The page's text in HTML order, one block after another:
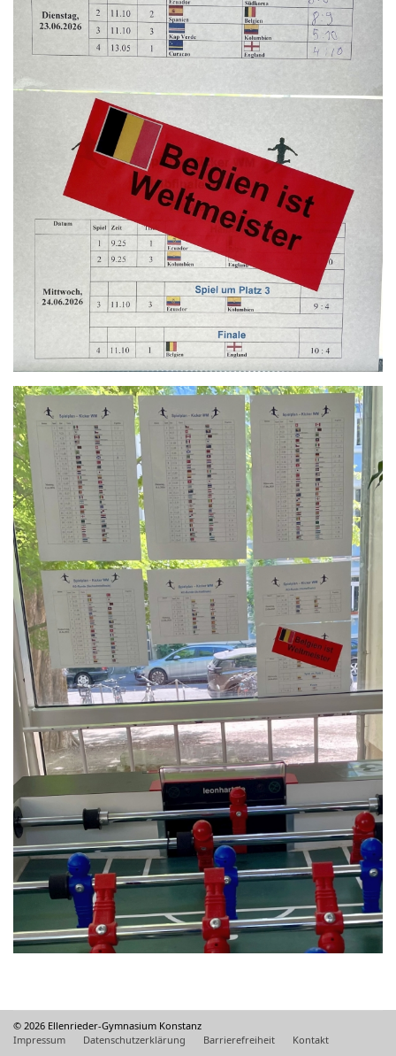
© 2026 Ellenrieder-Gymnasium Konstanz
Impressum
Datenschutzerklärung Barrierefreiheit Kontakt